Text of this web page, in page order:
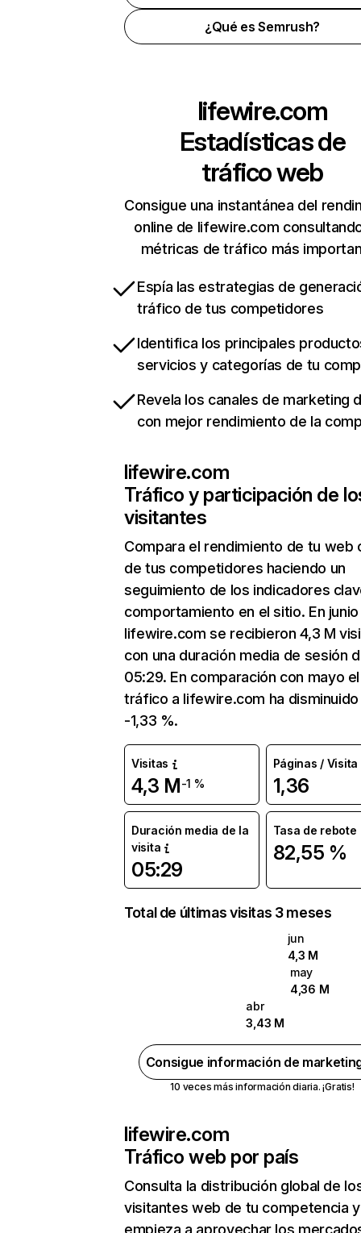
¿Qué es Semrush?
lifewire.com
Estadísticas de
tráfico web
Consigue una instantánea del
online de lifewire.com
métricas de tráfico más
Espía las estrategias de
tráfico de tus competidores
Identifica los principales
servicios y categorías de tu
Revela los canales de marketing
con mejor rendimiento de la
lifewire.com
Tráfico y participación de
visitantes
Compara el rendimiento de tu web
de tus competidores haciendo un
seguimiento de los indicadores
comportamiento en el sitio. En junio
lifewire.com se recibieron 4,3 M
con una duración media de sesión
05:29. En comparación con mayo el
tráfico a lifewire.com ha disminuido
-1,33 %.
Visitas
4,3 M-1 %
Páginas / Visita
1,36
Duración media de la
visita
05:29
Tasa de rebote
82,55 %
Total de últimas visitas 3 meses
jun
4,3 M
may
4,36 M
abr
3,43 M
Consigue información de
10 veces más información diaria. ¡Gratis!
lifewire.com
Tráfico web por país
Consulta la distribución global de
visitantes web de tu competencia y
empieza a aprovechar los